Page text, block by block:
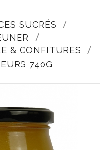
SUCRÉS
& CONFITURES
740G